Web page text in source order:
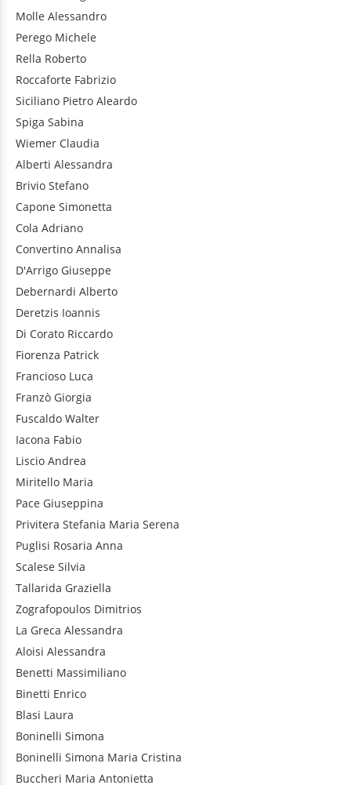
Molle Alessandro
Perego Michele
Rella Roberto
Roccaforte Fabrizio
Siciliano Pietro Aleardo
Spiga Sabina
Wiemer Claudia
Alberti Alessandra
Brivio Stefano
Capone Simonetta
Cola Adriano
Convertino Annalisa
D'Arrigo Giuseppe
Debernardi Alberto
Deretzis Ioannis
Di Corato Riccardo
Fiorenza Patrick
Francioso Luca
Franzò Giorgia
Fuscaldo Walter
Iacona Fabio
Liscio Andrea
Miritello Maria
Pace Giuseppina
Privitera Stefania Maria Serena
Puglisi Rosaria Anna
Scalese Silvia
Tallarida Graziella
Zografopoulos Dimitrios
La Greca Alessandra
Aloisi Alessandra
Benetti Massimiliano
Binetti Enrico
Blasi Laura
Boninelli Simona
Boninelli Simona Maria Cristina
Buccheri Maria Antonietta